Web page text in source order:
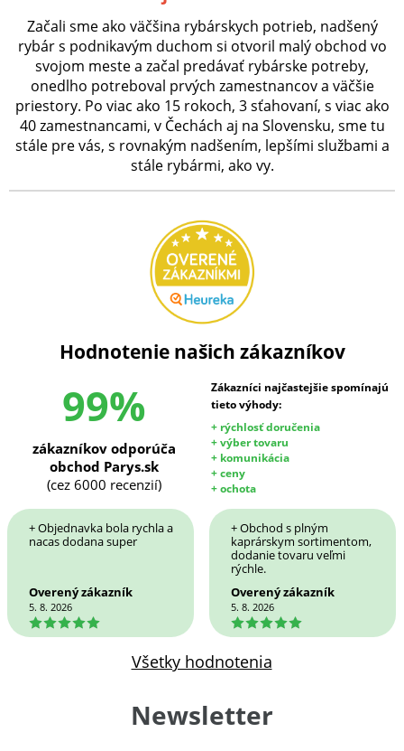
Začali sme ako väčšina rybárskych potrieb, nadšený
rybár s podnikavým duchom si otvoril malý obchod vo
svojom meste a začal predávať rybárske potreby,
onedlho potreboval prvých zamestnancov a väčšie
priestory. Po viac ako 15 rokoch, 3 sťahovaní, s viac ako
40 zamestnancami, v Čechách aj na Slovensku, sme tu
stále pre vás, s rovnakým nadšením, lepšími službami a
stále rybármi, ako vy.
Hodnotenie našich zákazníkov
99%
Zákazníci najčastejšie spomínajú
tieto výhody:
+ rýchlosť doručenia
+ výber tovaru
+ komunikácia
+ ceny
+ ochota
zákazníkov odporúča
obchod Parys.sk
(cez 6000 recenzií)
+ Objednavka bola rychla a
nacas dodana super
Overený zákazník
5. 8. 2026
5
+ Obchod s plným
kaprárskym sortimentom,
dodanie tovaru veľmi
rýchle.
Overený zákazník
5. 8. 2026
5
Všetky hodnotenia
Newsletter